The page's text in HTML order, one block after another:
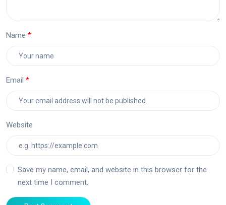
Name
Email
Website
Save my name, email, and website in this browser for the
next time I comment.